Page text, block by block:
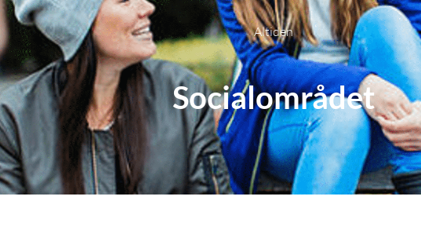
Altiden
Socialområdet